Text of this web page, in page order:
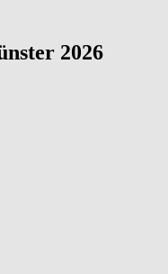
2026